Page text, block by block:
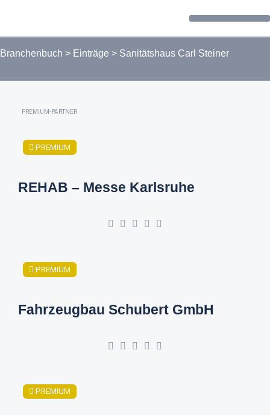
Branchenbuch > Einträge > Sanitätshaus Carl Steiner
PREMIUM-PARTNER
PREMIUM
REHAB – Messe Karlsruhe
PREMIUM
Fahrzeugbau Schubert GmbH
PREMIUM